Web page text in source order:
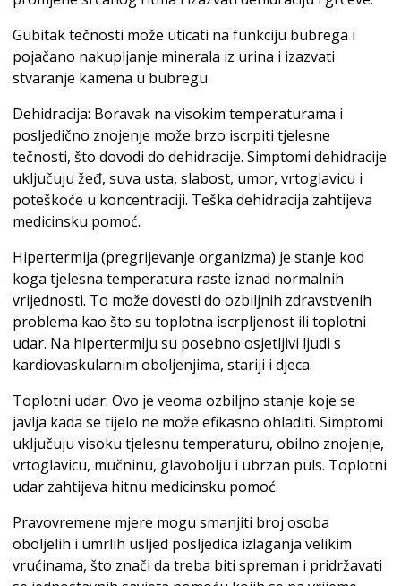
Gubitak tečnosti može uticati na funkciju bubrega i
pojačano nakupljanje minerala iz urina i izazvati
stvaranje kamena u bubregu.
Dehidracija: Boravak na visokim temperaturama i
posljedično znojenje može brzo iscrpiti tjelesne
tečnosti, što dovodi do dehidracije. Simptomi dehidracije
uključuju žeđ, suva usta, slabost, umor, vrtoglavicu i
poteškoće u koncentraciji. Teška dehidracija zahtijeva
medicinsku pomoć.
Hipertermija (pregrijevanje organizma) je stanje kod
koga tjelesna temperatura raste iznad normalnih
vrijednosti. To može dovesti do ozbiljnih zdravstvenih
problema kao što su toplotna iscrpljenost ili toplotni
udar. Na hipertermiju su posebno osjetljivi ljudi s
kardiovaskularnim oboljenjima, stariji i djeca.
Toplotni udar: Ovo je veoma ozbiljno stanje koje se
javlja kada se tijelo ne može efikasno ohladiti. Simptomi
uključuju visoku tjelesnu temperaturu, obilno znojenje,
vrtoglavicu, mučninu, glavobolju i ubrzan puls. Toplotni
udar zahtijeva hitnu medicinsku pomoć.
Pravovremene mjere mogu smanjiti broj osoba
oboljelih i umrlih usljed posljedica izlaganja velikim
vrućinama, što znači da treba biti spreman i pridržavati